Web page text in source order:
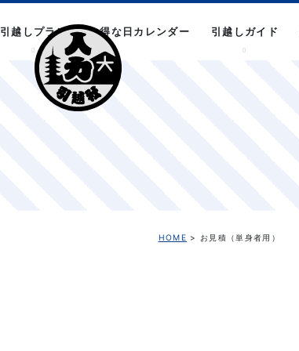
引越しプラン お得な日カレンダー 引越しガイド
HOME > お見積（単身者用）